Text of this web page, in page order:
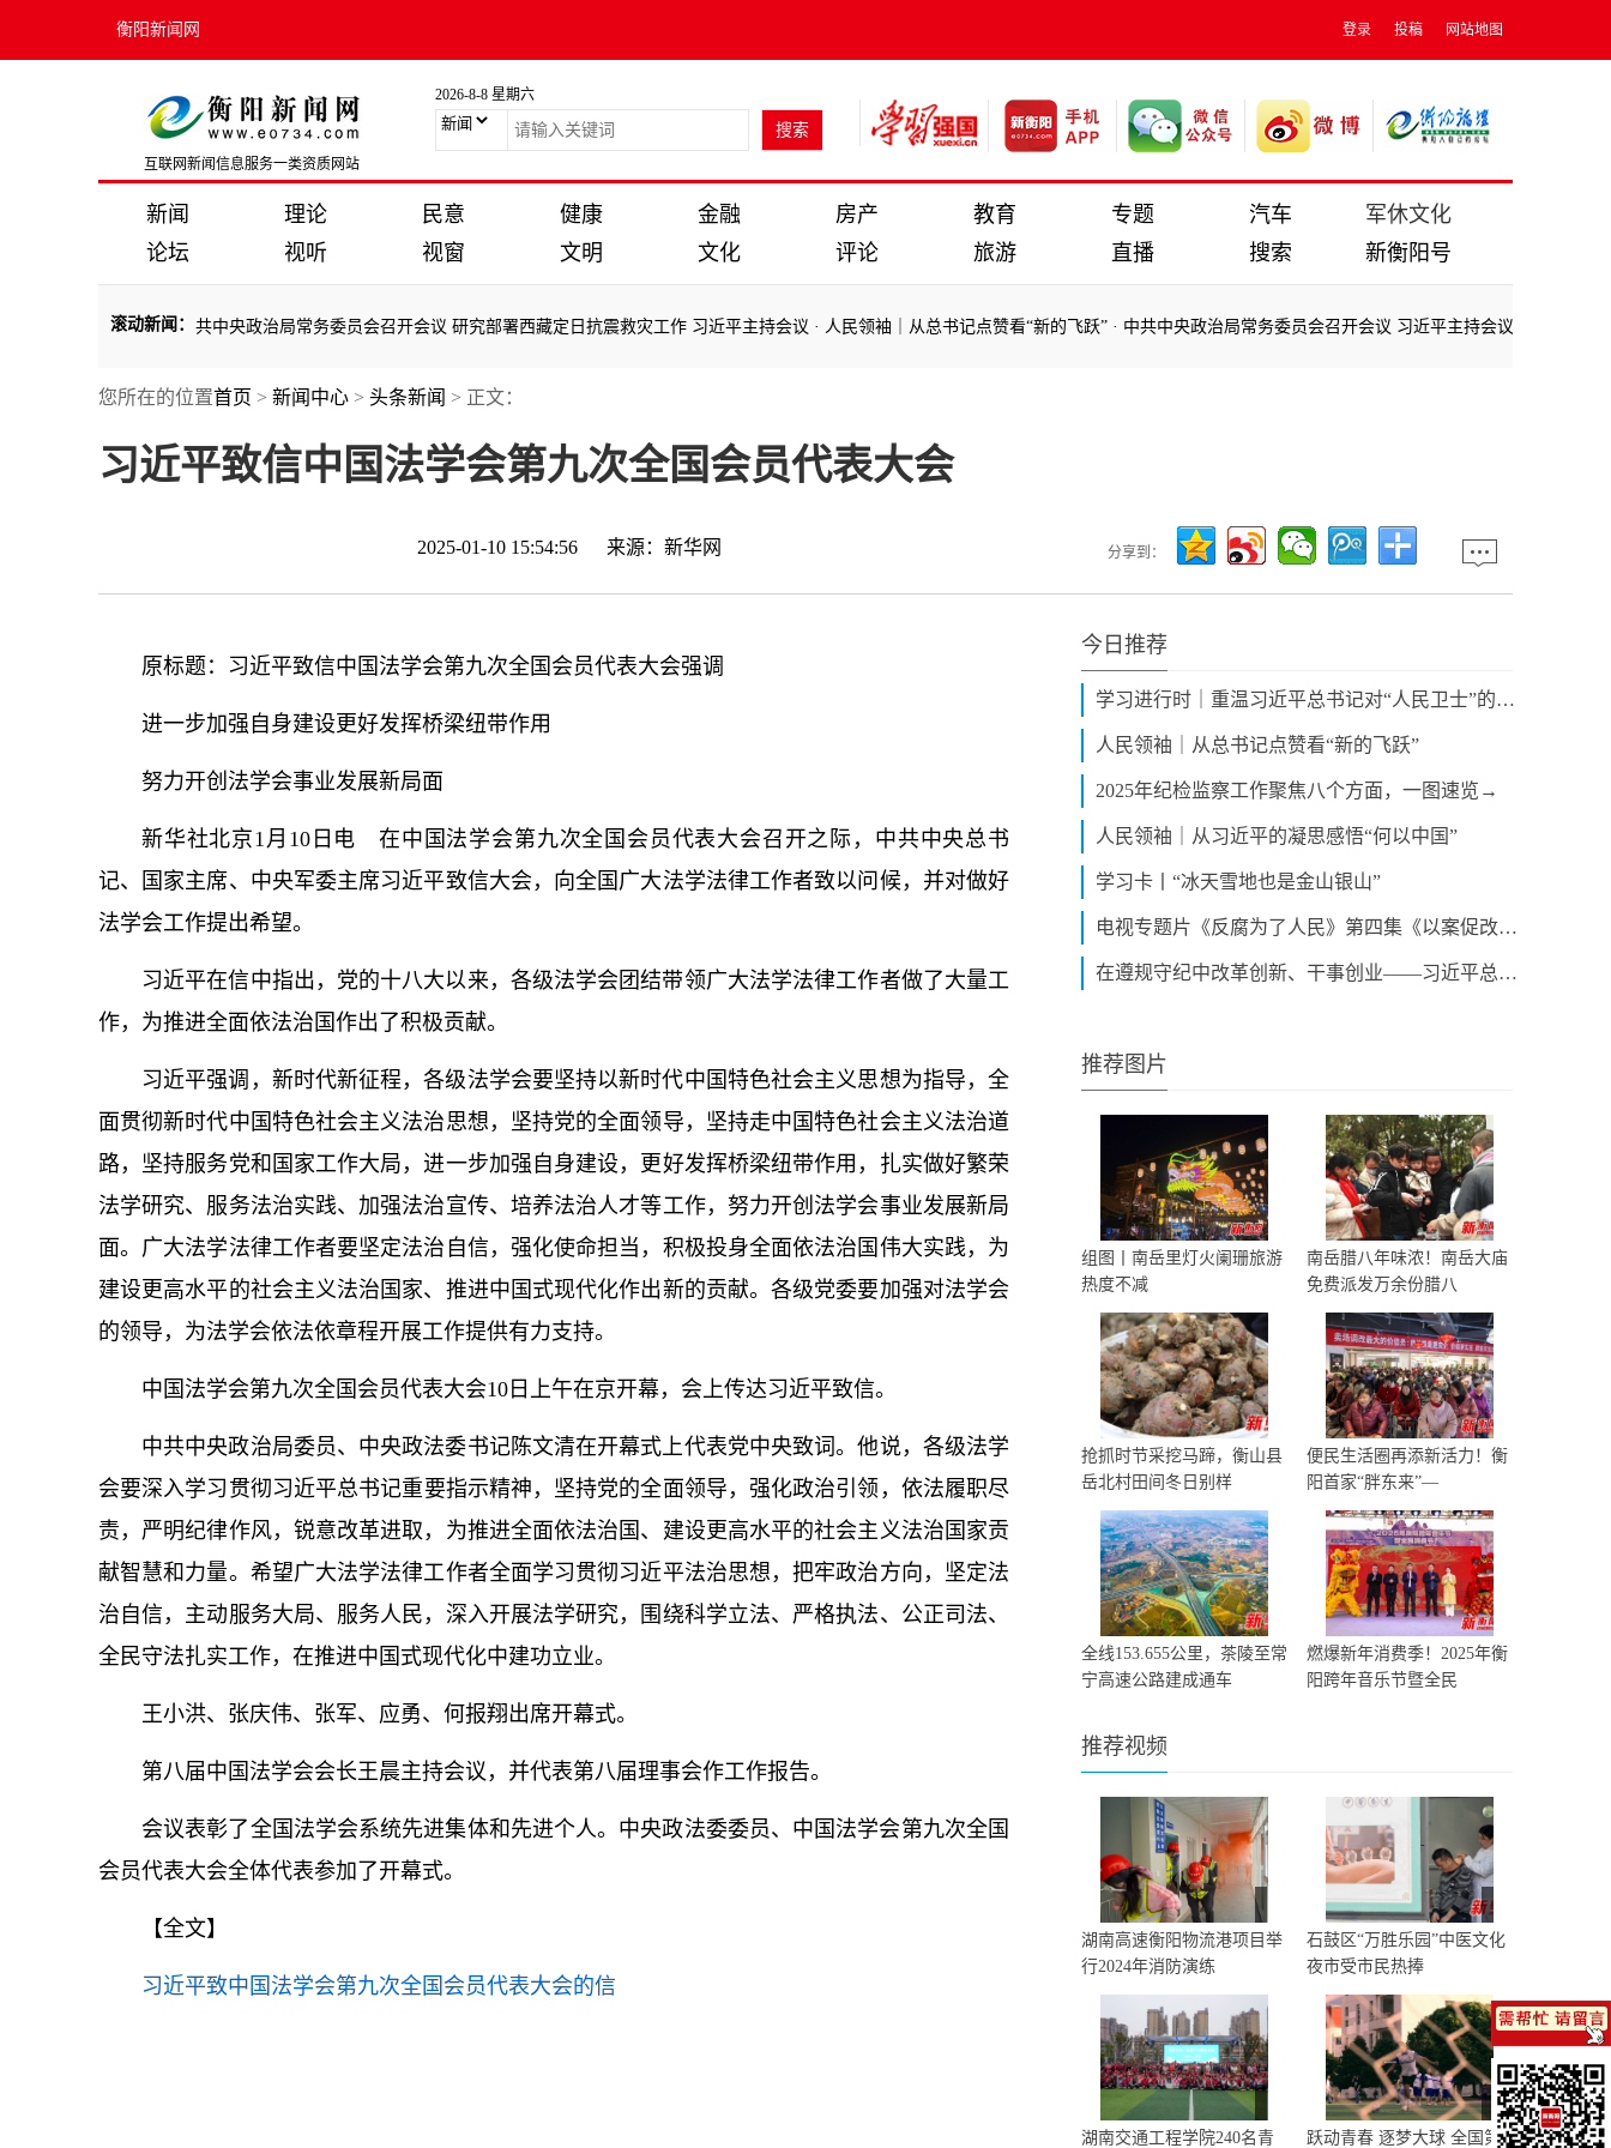
衡阳新闻网 登录 投稿 网站地图
互联网新闻信息服务一类资质网站
2026-8-8 星期六
新闻 理论 民意 健康 金融 房产 教育 专题 汽车
军休文化
论坛
视听 视窗 文明 文化 评论 旅游 直播 搜索 新衡阳号
滚动新闻 ：
打铁必须自身硬·中共中央政治局常务委员会召开会议 研究部署西藏定日抗震救灾工作 习近平主持会议·人民领袖｜从总书记点赞看“新的飞跃”·中共中央政治局常务委员会召开会议 习近平主持会议·2025年纪检
打铁必须自身硬 ·中共中央政治局常务委员会召开会议 研究部署西藏定日抗震救灾工作 习近平主持会议
您所在的位置首页 > 新闻中心 > 头条新闻 > 正文：
习近平致信中国法学会第九次全国会员代表大会
2025-01-10 15:54:56 来源： 新华网 分享到：
原标题：习近平致信中国法学会第九次全国会员代表大会强调
进一步加强自身建设更好发挥桥梁纽带作用
努力开创法学会事业发展新局面
新华社北京1月10日电 在中国法学会第九次全国会员代表大会召开之际，中共中央总书
记、国家主席、中央军委主席习近平致信大会，向全国广大法学法律工作者致以问候，并对做好
法学会工作提出希望。
习近平在信中指出，党的十八大以来，各级法学会团结带领广大法学法律工作者做了大量工
作，为推进全面依法治国作出了积极贡献。
习近平强调，新时代新征程，各级法学会要坚持以新时代中国特色社会主义思想为指导，全
面贯彻新时代中国特色社会主义法治思想，坚持党的全面领导，坚持走中国特色社会主义法治道
路，坚持服务党和国家工作大局，进一步加强自身建设，更好发挥桥梁纽带作用，扎实做好繁荣
法学研究、服务法治实践、加强法治宣传、培养法治人才等工作，努力开创法学会事业发展新局
面。广大法学法律工作者要坚定法治自信，强化使命担当，积极投身全面依法治国伟大实践，为
建设更高水平的社会主义法治国家、推进中国式现代化作出新的贡献。各级党委要加强对法学会
的领导，为法学会依法依章程开展工作提供有力支持。
中国法学会第九次全国会员代表大会10日上午在京开幕，会上传达习近平致信。
中共中央政治局委员、中央政法委书记陈文清在开幕式上代表党中央致词。他说，各级法学
会要深入学习贯彻习近平总书记重要指示精神，坚持党的全面领导，强化政治引领，依法履职尽
责，严明纪律作风，锐意改革进取，为推进全面依法治国、建设更高水平的社会主义法治国家贡
献智慧和力量。希望广大法学法律工作者全面学习贯彻习近平法治思想，把牢政治方向，坚定法
治自信，主动服务大局、服务人民， 深入开展法学研究，围绕科学立法、严格执法、公正司法、
全民守法扎实工作，在推进中国式现代化中建功立业。
王小洪、张庆伟、张军、应勇、何报翔出席开幕式。
第八届中国法学会会长王晨主持会议，并代表第八届理事会作工作报告。
会议表彰了全国法学会系统先进集体和先进个人。中央政法委委员、中国法学会第九次全国
会员代表大会全体代表参加了开幕式。
【全文】
习近平致中国法学会第九次全国会员代表大会的信
今日推荐
学习进行时｜重温习近平总书记对“人民卫士”的亲切关怀
人民领袖｜从总书记点赞看“新的飞跃”
2025年纪检监察工作聚焦八个方面，一图速览→
人民领袖｜从习近平的凝思感悟“何以中国”
学习卡丨“冰天雪地也是金山银山”
电视专题片《反腐为了人民》第四集《以案促改促治》
在遵规守纪中改革创新、干事创业——习近平总书记在二十届中央纪委四次全会上的重要讲话凝聚共识催人奋进
推荐图片
组图丨南岳里灯火阑珊旅游
热度不减
南岳腊八年味浓！南岳大庙
免费派发万余份腊八
抢抓时节采挖马蹄，衡山县
岳北村田间冬日别样
便民生活圈再添新活力！衡
阳首家“胖东来”—
全线153.655公里，茶陵至常
宁高速公路建成通车
燃爆新年消费季！2025年衡
阳跨年音乐节暨全民
推荐视频
湖南高速衡阳物流港项目举
行2024年消防演练
石鼓区“万胜乐园”中医文化
夜市受市民热捧
湖南交通工程学院240名青 跃动青春 逐梦大球 全国第